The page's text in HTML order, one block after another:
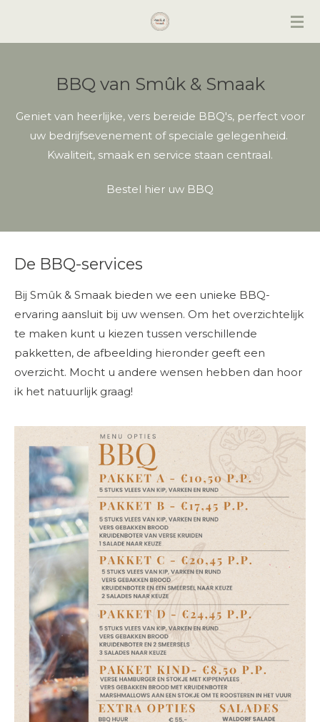
hoofdinhoudBBQ van Smûk & Smaak
Geniet van heerlijke, vers bereide BBQ's, perfect voor
uw bedrijfsevenement of speciale gelegenheid.
Kwaliteit, smaak en service staan centraal.
Bestel hier uw BBQ
De BBQ-services
Bij Smûk & Smaak bieden we een unieke BBQ-
ervaring aansluit bij uw wensen. Om het overzichtelijk
te maken kunt u kiezen tussen verschillende
pakketten, de afbeelding hieronder geeft een
overzicht. Mocht u andere wensen hebben dan hoor
ik het natuurlijk graag!